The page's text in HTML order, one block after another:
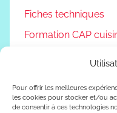
Pour offrir les meilleures
les cookies pour stocker et/ou
de consentir à ces technologies
Fiches techniques
Formation CAP
Reconversion